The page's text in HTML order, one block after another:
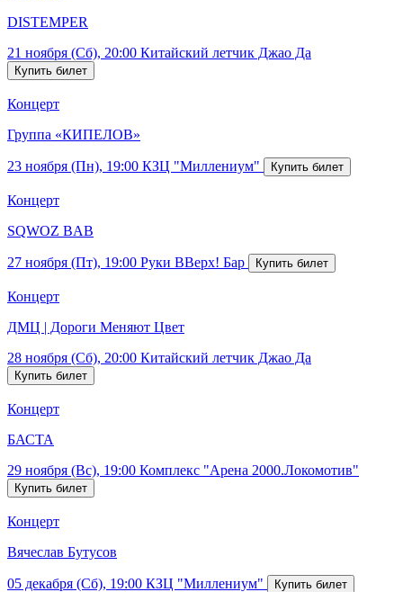
DISTEMPER
21 ноября (Сб), 20:00 Китайский летчик Джао Да
Концерт
Группа «КИПЕЛОВ»
23 ноября (Пн), 19:00 КЗЦ "Миллениум"
Концерт
SQWOZ BAB
27 ноября (Пт), 19:00 Руки ВВерх! Бар
Концерт
ДМЦ | Дороги Меняют Цвет
28 ноября (Сб), 20:00 Китайский летчик Джао Да
Концерт
БАСТА
29 ноября (Вс), 19:00 Комплекс "Арена 2000.Локомотив"
Концерт
Вячеслав Бутусов
05 декабря (Сб), 19:00 КЗЦ "Миллениум"